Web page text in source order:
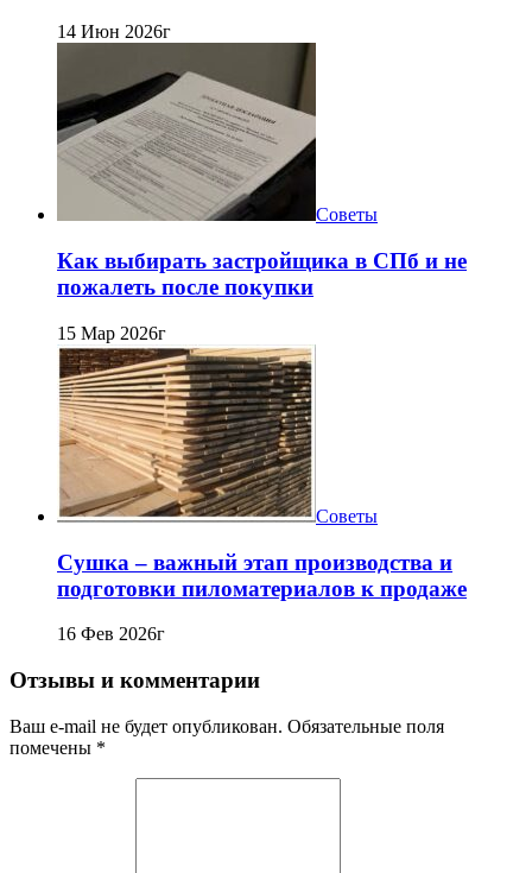
14 Июн 2026г
Советы
Как выбирать застройщика в СПб и не
пожалеть после покупки
15 Мар 2026г
Советы
Сушка – важный этап производства и
подготовки пиломатериалов к продаже
16 Фев 2026г
Отзывы и комментарии
Ваш e-mail не будет опубликован. Обязательные поля
помечены *